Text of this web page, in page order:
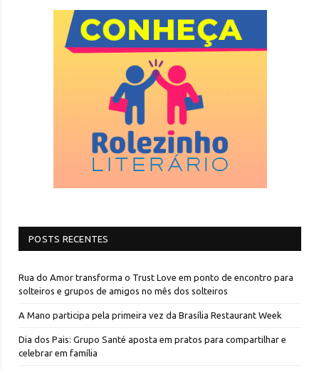
POSTS RECENTES
Rua do Amor transforma o Trust Love em ponto de encontro para
solteiros e grupos de amigos no mês dos solteiros
A Mano participa pela primeira vez da Brasília Restaurant Week
Dia dos Pais: Grupo Santé aposta em pratos para compartilhar e
celebrar em família